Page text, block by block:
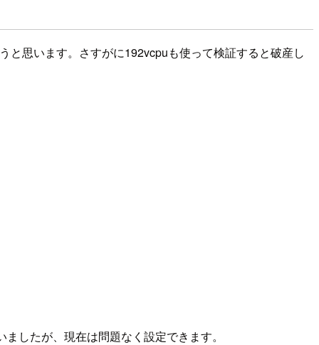
思います。さすがに192vcpuも使って検証すると破産し
したが、現在は問題なく設定できます。